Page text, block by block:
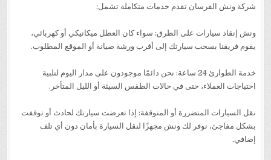
شركة ونش الفرسان تقدم خدمات متكاملة تشمل:
ونش إنقاذ سيارات على الطرق: سواء كان العطل ميكانيكي أو كهربائي،
يقوم فريقنا بسحب سيارتك إلى أقرب ورشة صيانة أو الموقع المطلوب.
خدمة الطوارئ 24 ساعة: نحن دائمًا موجودون على مدار اليوم لتلبية
احتياجات العملاء، حتى في حالات الطقس السيئة أو الليل المتأخر.
نقل السيارات المتضررة أو المتوقفة: إذا تعرضت سيارتك لحادث أو توقفت
بشكل مفاجئ، نوفر لك ونش مجهزًا لنقل السيارة بأمان دون أي تلف
إضافي.